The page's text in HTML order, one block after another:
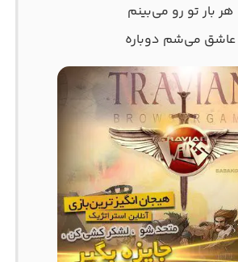
هر بار تو رو می‌بینم
عاشق می‌شم دوباره